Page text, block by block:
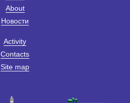
About
Новости
Activity
Contacts
Site map